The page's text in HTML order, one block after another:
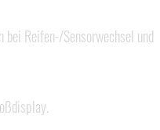
Reifen-/Sensorwechsel und